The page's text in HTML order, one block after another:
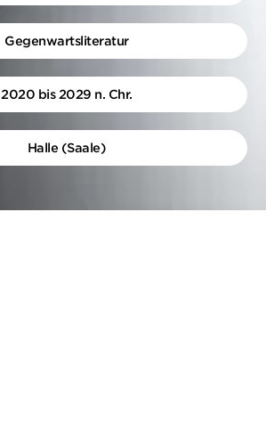
Gegenwartsliteratur
2020 bis 2029 n. Chr.
Halle (Saale)